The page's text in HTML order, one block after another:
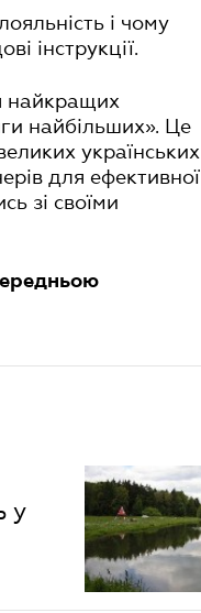
і чому
інструкції.
найкращих
найбільших». Це
українських
для ефективної
зі своїми
у